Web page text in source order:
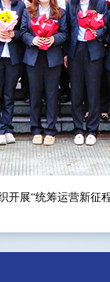
开展“统筹运营新征